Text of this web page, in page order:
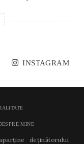
INSTAGRAM
MINE
deținătorului